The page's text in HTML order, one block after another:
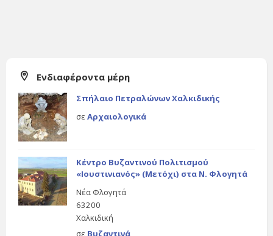
Ενδιαφέροντα μέρη
Σπήλαιο Πετραλώνων Χαλκιδικής
σε Αρχαιολογικά
Κέντρο Βυζαντινού Πολιτισμού
«Ιουστινιανός» (Μετόχι) στα Ν. Φλογητά
Νέα Φλογητά
63200
Χαλκιδική
σε Βυζαντινά